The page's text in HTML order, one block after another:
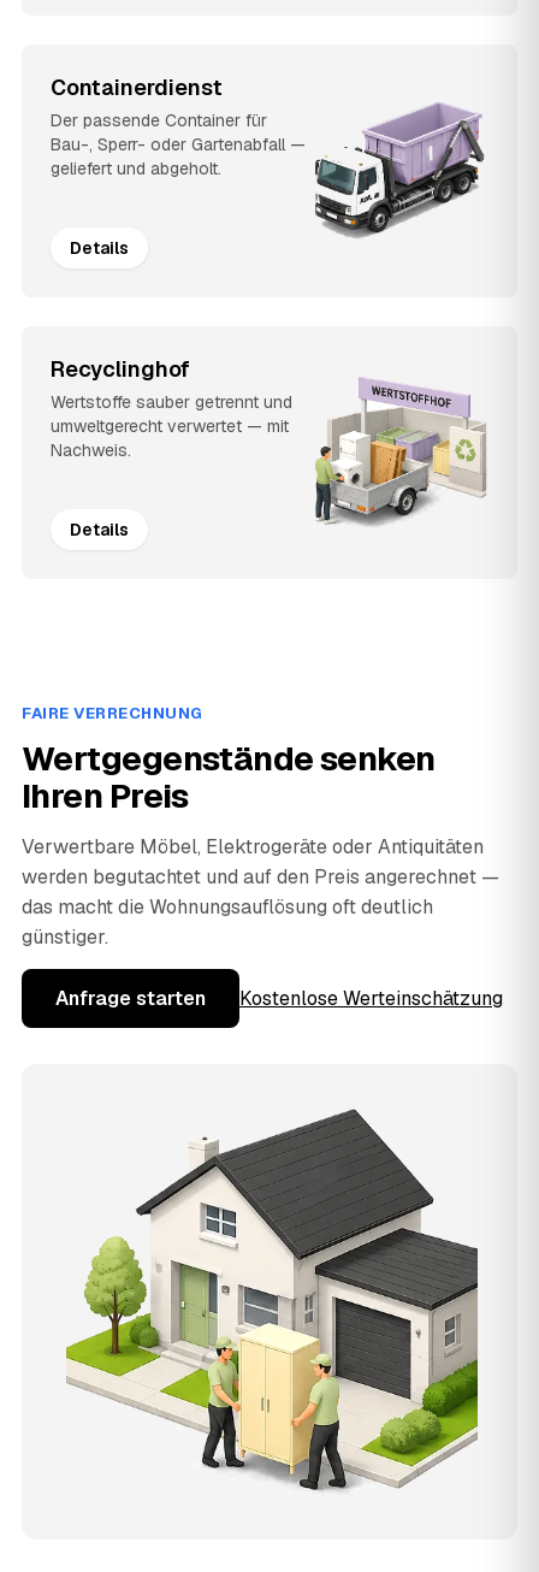
Containerdienst
Der passende Container für
Bau-, Sperr- oder Gartenabfall —
geliefert und abgeholt.
Details
Recyclinghof
Wertstoffe sauber getrennt und
umweltgerecht verwertet — mit
Nachweis.
Details
FAIRE VERRECHNUNG
Wertgegenstände senken
Ihren Preis
Verwertbare Möbel, Elektrogeräte oder Antiquitäten
werden begutachtet und auf den Preis angerechnet —
das macht die Wohnungsauflösung oft deutlich
günstiger.
Anfrage starten Kostenlose Werteinschätzung